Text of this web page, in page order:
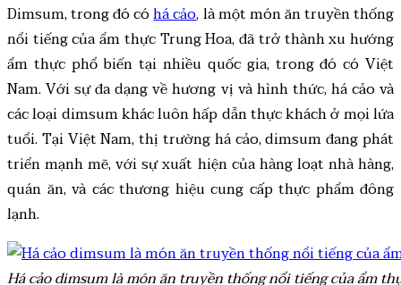
Dimsum, trong đó cóhá cảo, là một món ăn truyền thống
nổi tiếng của ẩm thực Trung Hoa, đã trở thành xu hướng
ẩm thực phổ biến tại nhiều quốc gia, trong đó có Việt
Nam. Với sự đa dạng về hương vị và hình thức, há cảo và
các loại dimsum khác luôn hấp dẫn thực khách ở mọi lứa
tuổi. Tại Việt Nam, thị trường há cảo, dimsum đang phát
triển mạnh mẽ, với sự xuất hiện của hàng loạt nhà hàng,
quán ăn, và các thương hiệu cung cấp thực phẩm đông
lạnh.
Há cảo dimsum là món ăn truyền thống nổi tiếng của ẩm